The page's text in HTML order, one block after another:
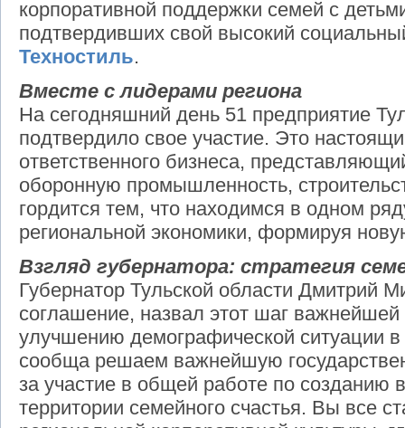
корпоративной поддержки семей с
подтвердивших свой высокий
Техностиль.
Вместе с лидерами региона
На сегодняшний день 51 предприятие
подтвердило свое участие. Это
ответственного бизнеса,
оборонную промышленность,
гордится тем, что находимся в одном
региональной экономики, формируя
Взгляд губернатора: стратегия
Губернатор Тульской области Дмитрий
соглашение, назвал этот шаг важнейшей
улучшению демографической ситуации
сообща решаем важнейшую
за участие в общей работе по созданию
территории семейного счастья. Вы все